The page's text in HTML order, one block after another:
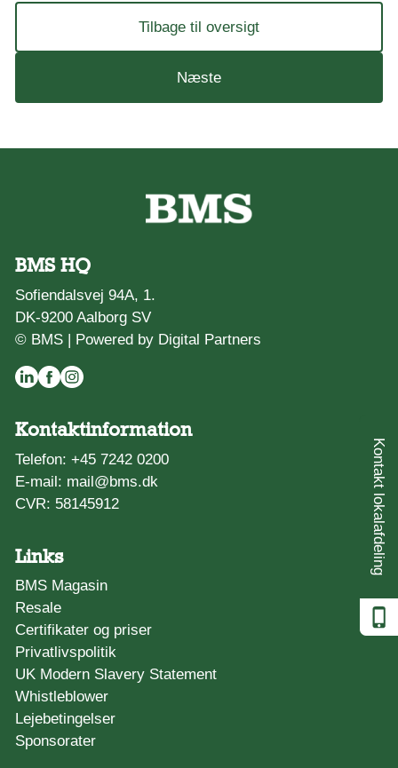
Kontakt lokalafdeling
Tilbage til oversigt
Næste
BMS HQ
Sofiendalsvej 94A, 1.
DK-9200 Aalborg SV
© BMS | Powered by Digital Partners
Kontaktinformation
Telefon:+45 7242 0200
E-mail: mail@bms.dk
CVR: 58145912
Links
BMS Magasin
Resale
Certifikater og priser
Privatlivspolitik
UK Modern Slavery Statement
Whistleblower
Lejebetingelser
Sponsorater